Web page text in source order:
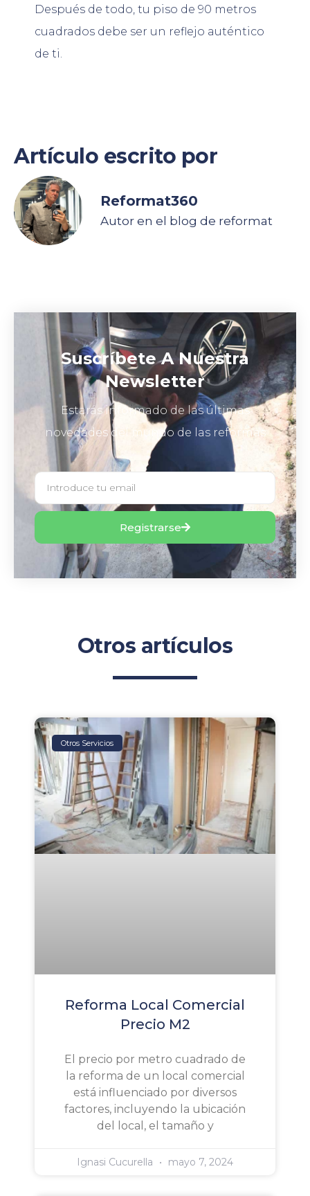
Después de todo, tu piso de 90 metros
cuadrados debe ser un reflejo auténtico
de ti.
Artículo escrito por
Reformat360
Autor en el blog de reformat
Suscríbete A Nuestra
Newsletter
Estarás informado de las últimas
novedades del mundo de las reformas
Registrarse
Otros artículos
Otros Servicios
Reforma Local Comercial
Precio M2
El precio por metro cuadrado de
la reforma de un local comercial
está influenciado por diversos
factores, incluyendo la ubicación
del local, el tamaño y
Ignasi Cucurella mayo 7, 2024